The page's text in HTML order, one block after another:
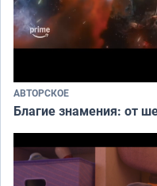
АВТОРСКОЕ
Благие знамения: от